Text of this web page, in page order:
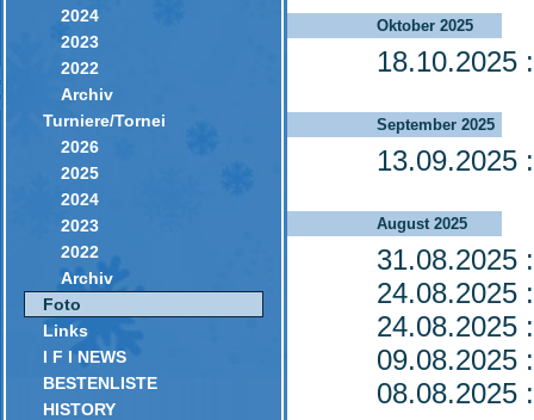
2024
2023
2022
Archiv
Turniere/Tornei
2026
2025
2024
2023
2022
Archiv
Foto
Links
I F I NEWS
BESTENLISTE
HISTORY
Oktober 2025
18.10.2025
September 2025
13.09.2025
August 2025
31.08.2025
24.08.2025
24.08.2025
09.08.2025
08.08.2025